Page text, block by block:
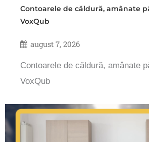
Contoarele de căldură, amânate
VoxQub
august 7, 2026
Contoarele de căldură, amânate
VoxQub